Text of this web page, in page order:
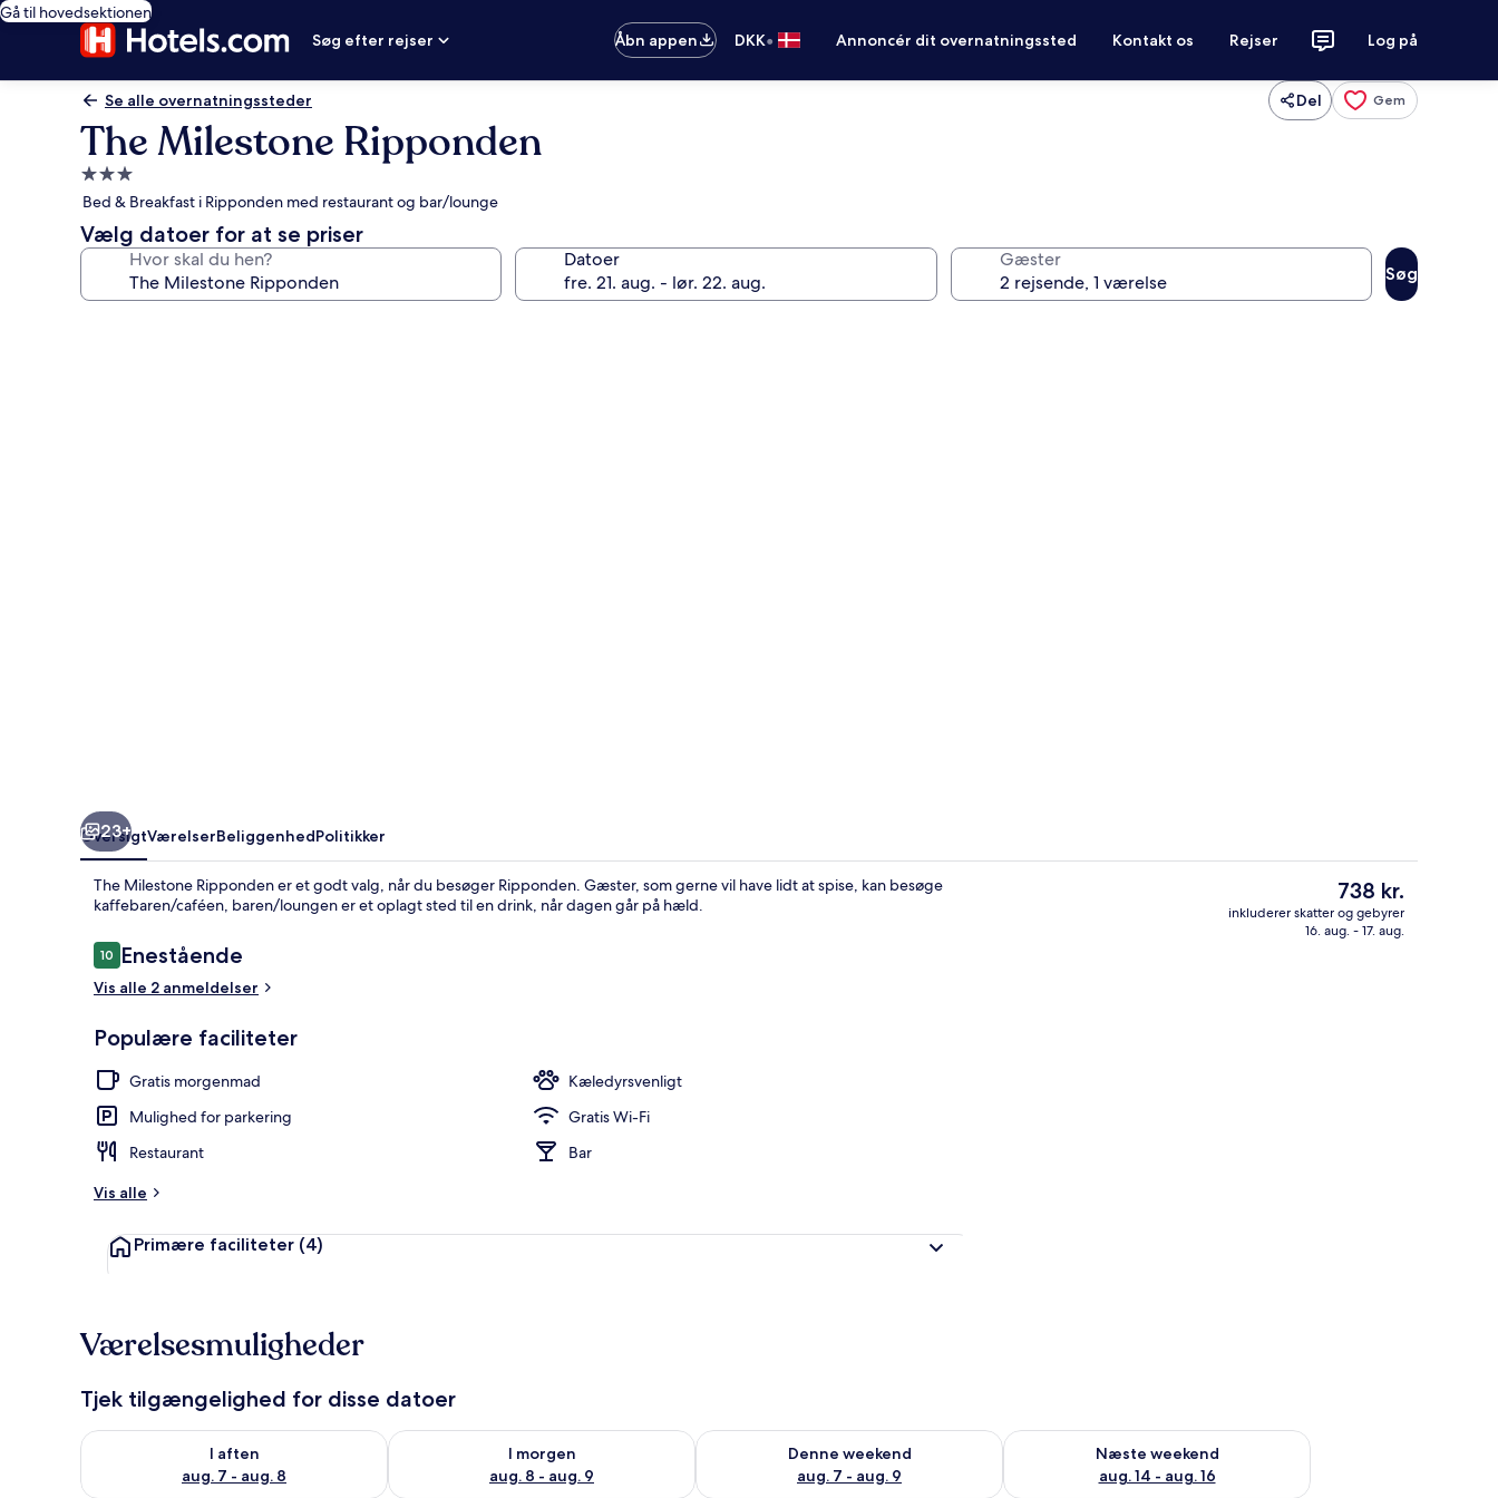
Gå til hovedsektionen
Søg efter rejser
Åbn appen DKK• Annoncér dit overnatningssted Kontakt os Rejser Log på
Se alle overnatningssteder Del Gem
The Milestone Ripponden
3.0-
stjernet
overnatningssted
Bed & Breakfast i Ripponden med restaurant og bar/lounge
Vælg datoer for at se priser
Hvor skal du hen? Datoer Gæster
Søg
Standard-dobbeltværelse | Gratis Wi-Fi
Standard-dobbeltværelse |
23+
OversigtVærelserBeliggenhedPolitikker
The Milestone Ripponden er et godt valg, når du besøger Ripponden. Gæster, som gerne vil have lidt at spise, kan besøge
kaffebaren/caféen, baren/loungen er et oplagt sted til en drink, når dagen går på hæld.
Anmeldelser
1010 ud af 10.
Enestående
Vis alle 2 anmeldelser
Populære faciliteter
Gratis morgenmad
Kæledyrsvenligt
Mulighed for parkering
Gratis Wi-Fi
Restaurant
Bar
Vis alle
Primære faciliteter (4)
Den
nuværende
pris
738 kr.
inkluderer skatter og gebyrer
16. aug. - 17. aug.
Værelsesmuligheder
Tjek tilgængelighed for disse datoer
I aften
aug. 7 - aug. 8
Tjek tilgængelighed for i aften aug. 7 - aug. 8
I morgen
aug. 8 - aug. 9
Tjek tilgængelighed for i morgen aug. 8 - aug. 9
Denne weekend
aug. 7 - aug. 9
Tjek tilgængelighed for denne weekend aug. 7 - aug. 9
Næste weekend
aug. 14 - aug. 16
Tjek tilgængelighed for næste weekend aug. 14 - aug. 16